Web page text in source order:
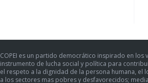
COPEI es un partido democrático inspirado en
instrumento de lucha social y política para
el respeto a la dignidad de la persona humana, el
a los sectores mas pobres y desfavorecidos;